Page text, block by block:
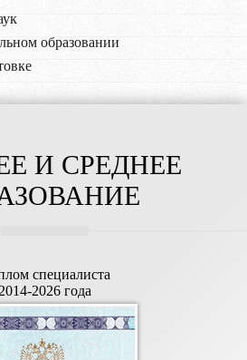
образовании
И СРЕДНЕЕ
специалиста
2014-2026 года